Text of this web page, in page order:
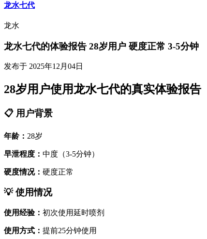
龙水七代
龙水
龙水七代的体验报告 28岁用户 硬度正常 3-5分钟
发布于 2025年12月04日
28岁用户使用龙水七代的真实体验报告
📋 用户背景
年龄： 28岁
早泄程度： 中度（3-5分钟）
硬度情况： 硬度正常
💡 使用情况
使用经验： 初次使用延时喷剂
使用方式： 提前25分钟使用